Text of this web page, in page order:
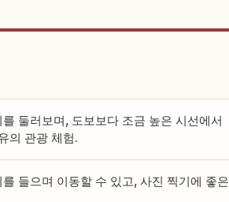
둘러보며, 도보보다 조금 높은 시선에서
의 관광 체험.
들으며 이동할 수 있고, 사진 찍기에 좋은